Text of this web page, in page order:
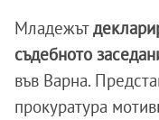
Младежът
съдебното
във Варна.
прокуратура